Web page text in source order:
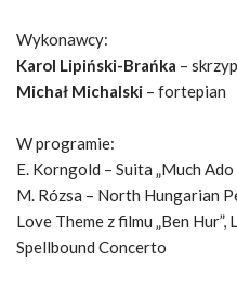
Wykonawcy:
Karol Lipiński-Brańka –
Michał Michalski – fortepian
W programie:
E. Korngold – Suita „Much
M. Rózsa – North Hungarian
Love Theme z filmu „Ben Hur”,
Spellbound Concerto